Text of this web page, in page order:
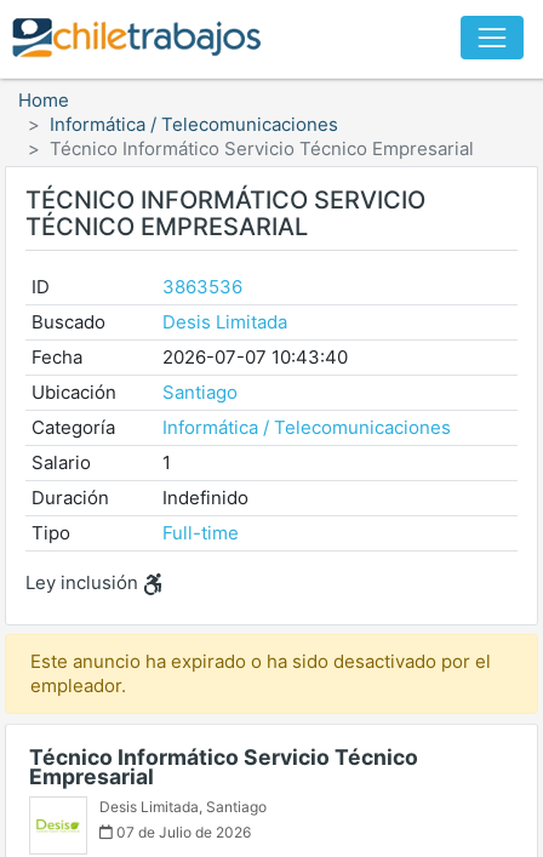
Home
Informática / Telecomunicaciones
Técnico Informático Servicio Técnico Empresarial
TÉCNICO INFORMÁTICO SERVICIO
TÉCNICO EMPRESARIAL
ID
3863536
Buscado
Desis Limitada
Fecha
2026-07-07 10:43:40
Ubicación
Santiago
Categoría
Informática / Telecomunicaciones
Salario
1
Duración
Indefinido
Tipo
Full-time
Ley inclusión
Este anuncio ha expirado o ha sido desactivado por el
empleador.
Técnico Informático Servicio Técnico
Empresarial
Desis Limitada, Santiago
07 de Julio de 2026